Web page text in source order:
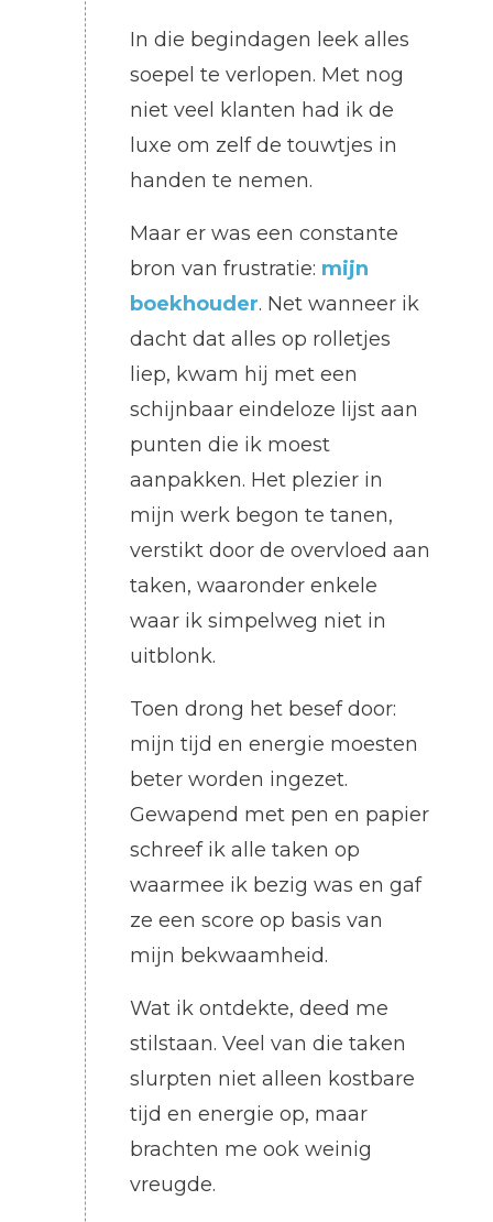
In die begindagen leek alles
soepel te verlopen. Met nog
niet veel klanten had ik de
luxe om zelf de touwtjes in
handen te nemen.
Maar er was een constante
bron van frustratie: mijn
boekhouder. Net wanneer ik
dacht dat alles op rolletjes
liep, kwam hij met een
schijnbaar eindeloze lijst aan
punten die ik moest
aanpakken. Het plezier in
mijn werk begon te tanen,
verstikt door de overvloed aan
taken, waaronder enkele
waar ik simpelweg niet in
uitblonk.
Toen drong het besef door:
mijn tijd en energie moesten
beter worden ingezet.
Gewapend met pen en papier
schreef ik alle taken op
waarmee ik bezig was en gaf
ze een score op basis van
mijn bekwaamheid.
Wat ik ontdekte, deed me
stilstaan. Veel van die taken
slurpten niet alleen kostbare
tijd en energie op, maar
brachten me ook weinig
vreugde.